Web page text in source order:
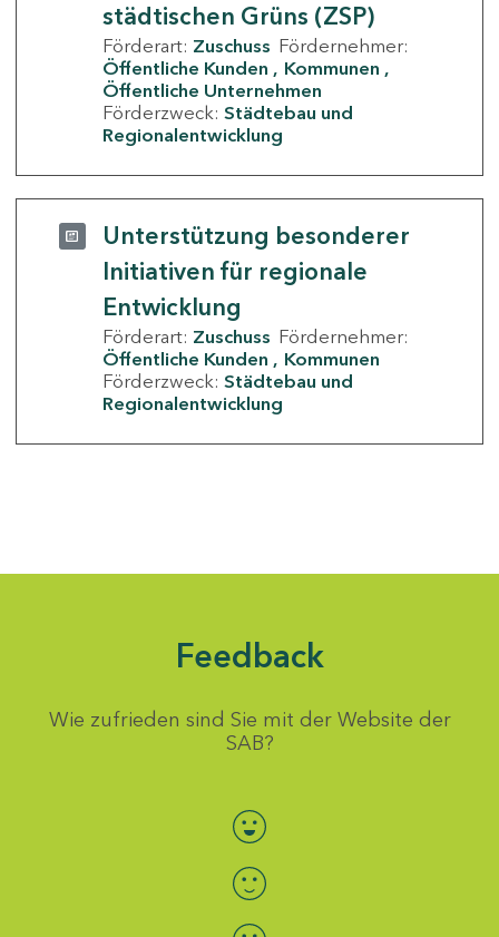
städtischen Grüns (ZSP)
Förderart: Zuschuss Fördernehmer:
Öffentliche Kunden
Kommunen
Öffentliche Unternehmen
Förderzweck: Städtebau und
Regionalentwicklung
Unterstützung besonderer
Initiativen für regionale
Entwicklung
Förderart: Zuschuss Fördernehmer:
Öffentliche Kunden
Kommunen
Förderzweck: Städtebau und
Regionalentwicklung
Feedback
Wie zufrieden sind Sie mit der Website der
SAB?
Bewertung auswählen